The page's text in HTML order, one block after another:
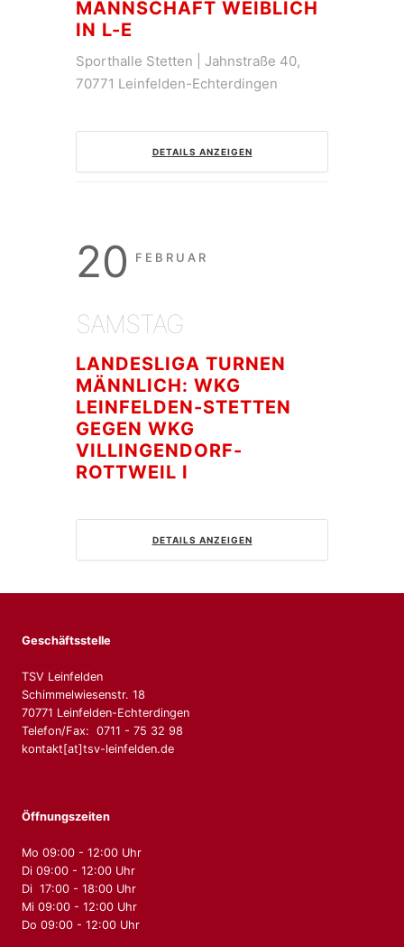
MANNSCHAFT WEIBLICH
IN L-E
Sporthalle Stetten | Jahnstraße 40,
70771 Leinfelden-Echterdingen
DETAILS ANZEIGEN
20 FEBRUAR
SAMSTAG
LANDESLIGA TURNEN
MÄNNLICH: WKG
LEINFELDEN-STETTEN
GEGEN WKG
VILLINGENDORF-
ROTTWEIL I
DETAILS ANZEIGEN
Geschäftsstelle
TSV Leinfelden
Schimmelwiesenstr. 18
70771 Leinfelden-Echterdingen
Telefon/Fax: 0711 - 75 32 98
kontakt[at]tsv-leinfelden.de
Öffnungszeiten
Mo 09:00 - 12:00 Uhr
Di 09:00 - 12:00 Uhr
Di 17:00 - 18:00 Uhr
Mi 09:00 - 12:00 Uhr
Do 09:00 - 12:00 Uhr